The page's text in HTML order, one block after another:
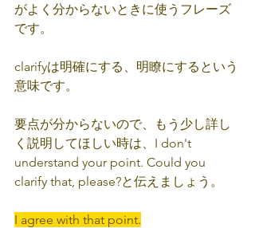
がよく分からないときに使うフレーズ
です。
clarifyは明確にする、明瞭にするという
意味です。
要点が分からないので、もう少し詳し
く説明してほしい時は、I don't
understand your point. Could you
clarify that, please?と伝えましょう。
I agree with that point.